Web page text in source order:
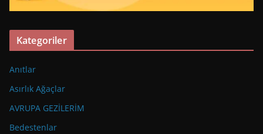
Kategoriler
Anıtlar
Asırlık Ağaçlar
AVRUPA GEZİLERİM
Bedestenlar